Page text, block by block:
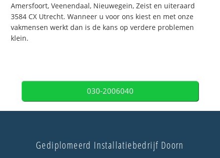
Amersfoort, Veenendaal, Nieuwegein, Zeist en uiteraard
3584 CX Utrecht. Wanneer u voor ons kiest en met onze
vakmensen werkt dan is de kans op verdere problemen
klein.
030-2006040
Gediplomeerd Installatiebedrijf Doorn